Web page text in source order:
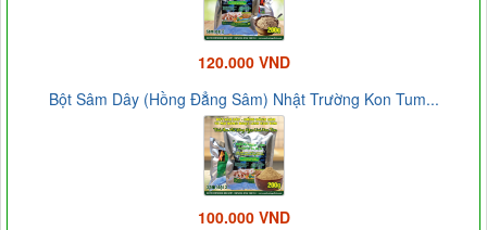
120.000 VND
Bột Sâm Dây (Hồng Đẳng Sâm) Nhật Trường Kon Tum...
100.000 VND